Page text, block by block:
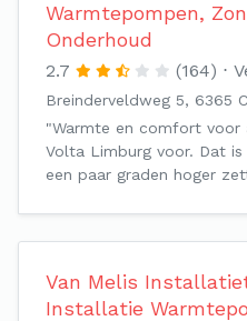
Warmtepompen,
Onderhoud
2.7 (164)
Breinderveldweg 5, 6365
"Warmte en comfort voor
Volta Limburg voor. Dat
een paar graden hoger
Van Melis
Installatie